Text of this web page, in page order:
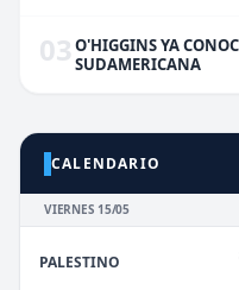
03 O'HIGGINS YA
SUDAMERICANA
CALENDARIO
VIERNES 15/05
PALESTINO